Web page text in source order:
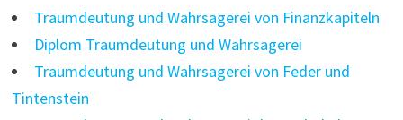
Traumdeutung und Wahrsagerei von Finanzkapiteln
Diplom Traumdeutung und Wahrsagerei
Traumdeutung und Wahrsagerei von Feder und
Tintenstein